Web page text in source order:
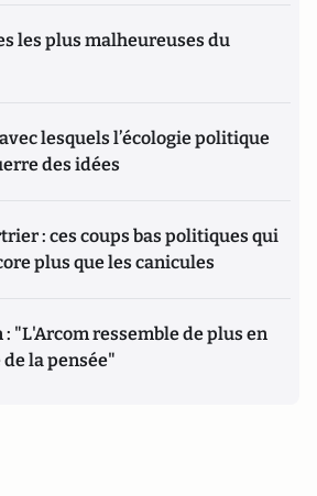
les plus malheureuses du
lesquels l’écologie politique
des idées
: ces coups bas politiques qui
plus que les canicules
"L'Arcom ressemble de plus en
la pensée"